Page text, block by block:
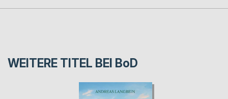
WEITERE TITEL BEI BoD